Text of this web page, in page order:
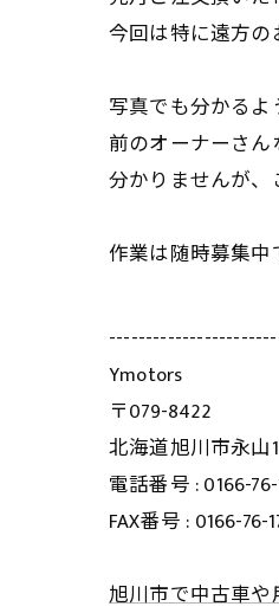
今回は特に遠方
写真でも分かる
前のオーナーさ
分かりませんが
作業は随時募集中
Ymotors
〒079-8422
北海道旭川市永山
電話番号 : 0166-76-
FAX番号 : 0166-76-
旭川市で中古車